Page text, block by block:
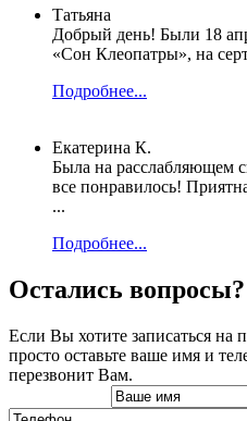
Татьяна
Добрый день! Были 18
«Сон Клеопатры», на
Подробнее...
Екатерина К.
Была на расслабляющем
все понравилось!
...
Подробнее...
Остались вопросы?
Если Вы хотите записаться на
просто оставьте ваше имя и
перезвонит Вам.